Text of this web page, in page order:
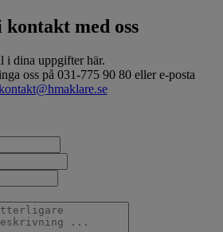
med oss
i dina uppgifter här.
oss på 031-775 90 80 eller e-posta